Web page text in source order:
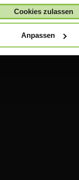
Cookies zulassen
Anpassen
eingegangen ist und
vorliegt.